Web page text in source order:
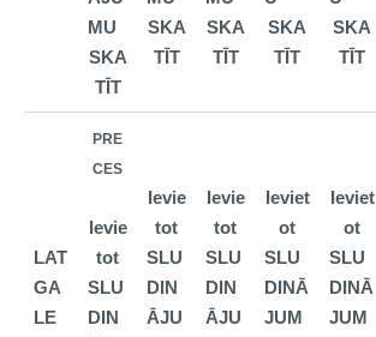
MU
SKA
TĪT
SKA
TĪT
SKA
TĪT
SKA
TĪT
SKA
TĪT
LAT
GA
LE
PRE
CES
Ievie
tot
SLU
DIN
Ievie
tot
SLU
DIN
ĀJU
Ievie
tot
SLU
DIN
ĀJU
Ieviet
ot
SLU
DINĀ
JUM
Ieviet
ot
SLU
DINĀ
JUM